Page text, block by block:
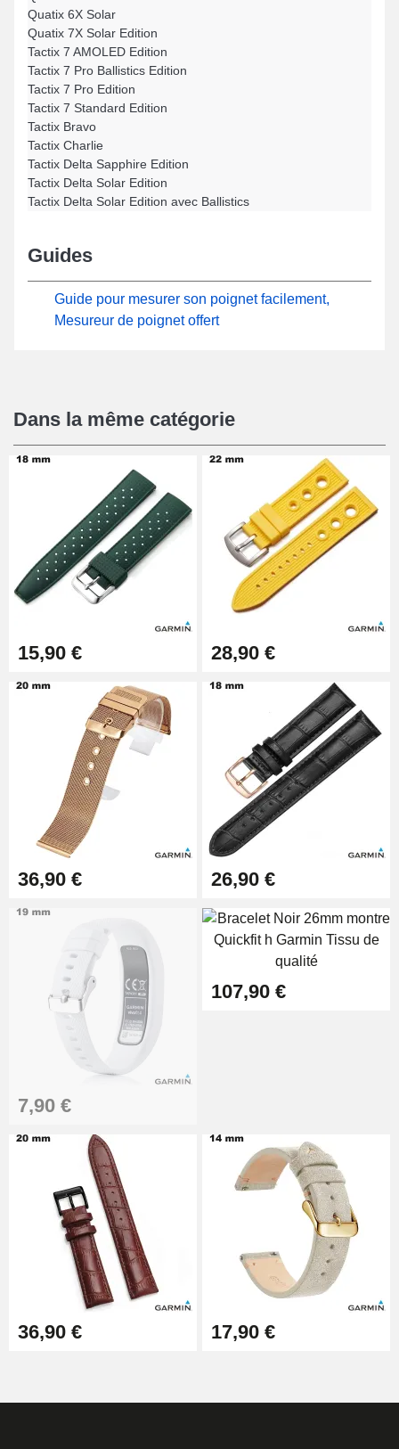
Quatix 6X Solar
Quatix 7X Solar Edition
Tactix 7 AMOLED Edition
Tactix 7 Pro Ballistics Edition
Tactix 7 Pro Edition
Tactix 7 Standard Edition
Tactix Bravo
Tactix Charlie
Tactix Delta Sapphire Edition
Tactix Delta Solar Edition
Tactix Delta Solar Edition avec Ballistics
Guides
Guide pour mesurer son poignet facilement,
Mesureur de poignet offert
Dans la même catégorie
15,90 € 28,90 €
36,90 € 26,90 €
7,90 €
107,90 €
36,90 € 17,90 €